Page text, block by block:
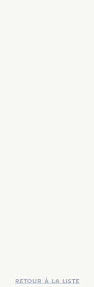
RETOUR À LA LISTE